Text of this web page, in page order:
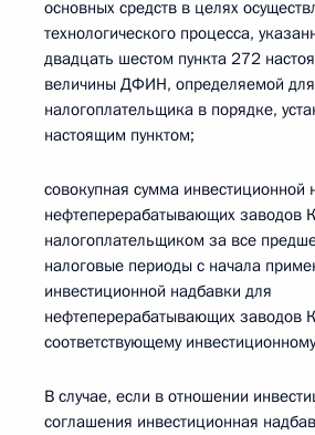
основных средств в целях
технологического процесса,
двадцать шестом пункта 272
величины ДФИН, определяемой для
налогоплательщика в порядке,
настоящим пунктом;
совокупная сумма инвестиционной
нефтеперерабатывающих заводов
налогоплательщиком за все
налоговые периоды с начала
инвестиционной надбавки для
нефтеперерабатывающих заводов
соответствующему
В случае, если в отношении
соглашения инвестиционная